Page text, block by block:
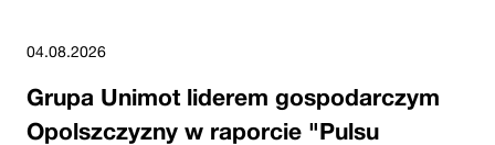
04.08.2026
Grupa Unimot liderem gospodarczym
Opolszczyzny w raporcie "Pulsu